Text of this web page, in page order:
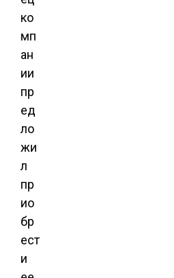
ко
мп
ан
ии
пр
ед
ло
жи
л
пр
ио
бр
ест
и